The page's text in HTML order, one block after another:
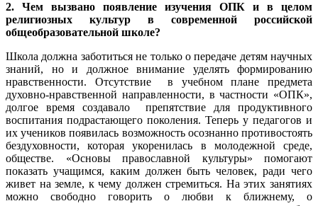
2. Чем вызвано появление изучения ОПК и в целом
религиозных культур в современной российской
общеобразовательной школе?
Школа должна заботиться не только о передаче детям научных
знаний, но и должное внимание уделять формированию
нравственности. Отсутствие в учебном плане предмета
духовно-нравственной направленности, в частности «ОПК»,
долгое время создавало препятствие для продуктивного
воспитания подрастающего поколения. Теперь у педагогов и
их учеников появилась возможность осознанно противостоять
бездуховности, которая укоренилась в молодежной среде,
обществе. «Основы православной культуры» помогают
показать учащимся, каким должен быть человек, ради чего
живет на земле, к чему должен стремиться. На этих занятиях
можно свободно говорить о любви к ближнему, о